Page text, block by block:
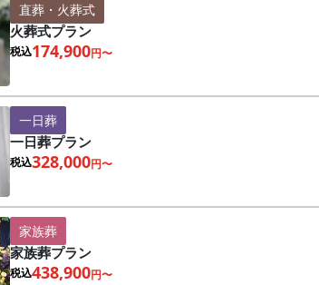
直葬・火葬式
火葬式プラン
税込174,900円〜
一日葬
一日葬プラン
税込328,000円〜
家族葬
家族葬プラン
税込438,900円〜